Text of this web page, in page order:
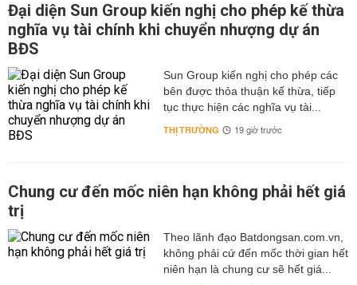
Đại diện Sun Group kiến nghị cho phép kế thừa
nghĩa vụ tài chính khi chuyển nhượng dự án
BĐS
Sun Group kiến nghị cho phép các
bên được thỏa thuận kế thừa, tiếp
tục thực hiện các nghĩa vụ tài...
THỊ TRƯỜNG 19 giờ trước
Chung cư đến mốc niên hạn không phải hết giá
trị
Theo lãnh đạo Batdongsan.com.vn,
không phải cứ đến mốc thời gian hết
niên hạn là chung cư sẽ hết giá...